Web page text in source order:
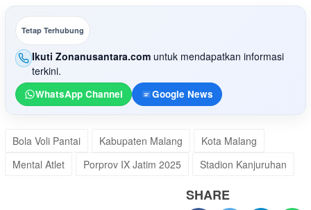
Tetap Terhubung
Ikuti Zonanusantara.com untuk mendapatkan informasi
terkini.
WhatsApp Channel Google News
Bola Voli Pantai Kabupaten Malang
Kota Malang
Mental Atlet
Porprov IX Jatim 2025 Stadion Kanjuruhan
SHARE